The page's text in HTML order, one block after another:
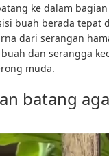
ke dalam
buah berada tepat
dari serangan
dan serangga
muda.
batang